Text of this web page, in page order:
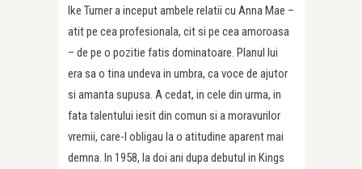
Ike Turner a inceput ambele relatii cu Anna Mae –
atit pe cea profesionala, cit si pe cea amoroasa
– de pe o pozitie fatis dominatoare. Planul lui
era sa o tina undeva in umbra, ca voce de ajutor
si amanta supusa. A cedat, in cele din urma, in
fata talentului iesit din comun si a moravurilor
vremii, care-l obligau la o atitudine aparent mai
demna. In 1958, la doi ani dupa debutul in Kings